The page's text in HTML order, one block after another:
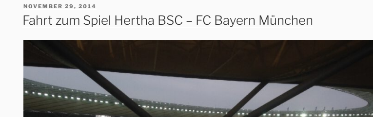
VERÖFFENTLICHT
NOVEMBER 29, 2014
Fahrt zum Spiel Hertha BSC – FC Bayern München